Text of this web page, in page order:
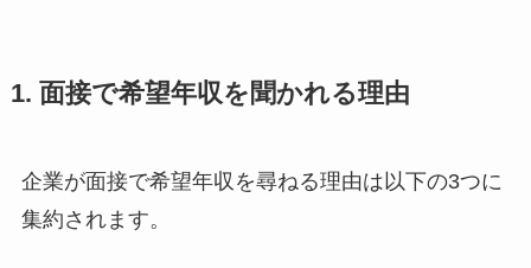
1. 面接で希望年収を聞かれる理由
企業が面接で希望年収を尋ねる理由は以下の3つに
集約されます。